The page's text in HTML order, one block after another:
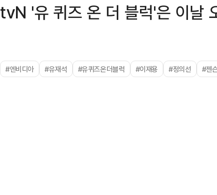
tvN '유 퀴즈 온 더 블럭'은 이날
#엔비디아 #유재석 #유퀴즈온더블럭 #이재용 #정의선 #젠